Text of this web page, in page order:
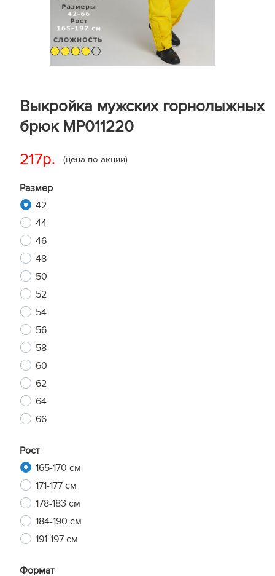
Выкройка мужских горнолыжных
брюк MP011220
217р. (цена по акции)
Размер
42
44
46
48
50
52
54
56
58
60
62
64
66
Рост
165-170 см
171-177 см
178-183 см
184-190 см
191-197 см
Формат